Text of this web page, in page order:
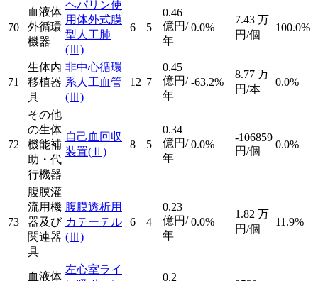
70
血液体
外循環
機器
ヘパリン使
用体外式膜
型人工肺
(Ⅲ)
6 5
0.46
億円/
年
0.0%
7.43 万
円/個
100.0%
71
生体内
移植器
具
非中心循環
系人工血管
(Ⅲ)
12 7
0.45
億円/
年
-63.2%
8.77 万
円/本
0.0%
72
その他
の生体
機能補
助・代
行機器
自己血回収
装置(Ⅱ)
8 5
0.34
億円/
年
0.0%
-106859
円/個
0.0%
73
腹膜灌
流用機
器及び
関連器
具
腹膜透析用
カテーテル
(Ⅲ)
6 4
0.23
億円/
年
0.0%
1.82 万
円/個
11.9%
血液体
左心室ライ
0.2